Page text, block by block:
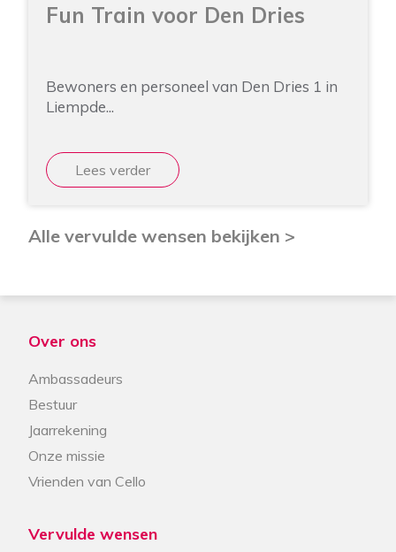
Fun Train voor Den Dries
Bewoners en personeel van Den Dries 1 in
Liempde...
Lees verder
Alle vervulde wensen bekijken >
Over ons
Ambassadeurs
Bestuur
Jaarrekening
Onze missie
Vrienden van Cello
Vervulde wensen